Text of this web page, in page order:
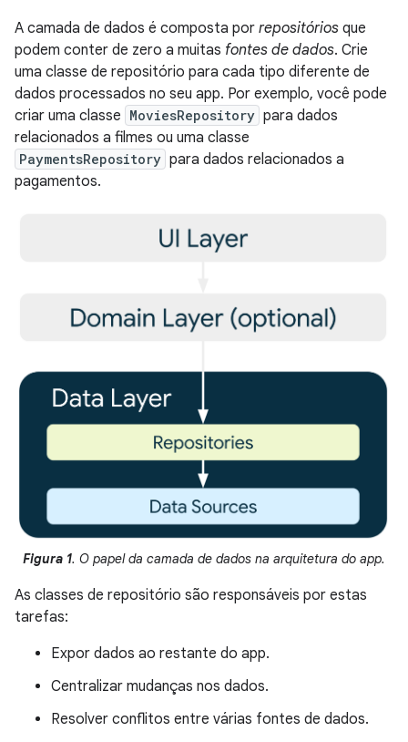
A camada de dados é composta por repositórios que
podem conter de zero a muitas fontes de dados. Crie
uma classe de repositório para cada tipo diferente de
dados processados no seu app. Por exemplo, você pode
criar uma classe MoviesRepository para dados
relacionados a filmes ou uma classe
PaymentsRepository para dados relacionados a
pagamentos.
Figura 1. O papel da camada de dados na arquitetura do app.
As classes de repositório são responsáveis por estas
tarefas:
Expor dados ao restante do app.
Centralizar mudanças nos dados.
Resolver conflitos entre várias fontes de dados.